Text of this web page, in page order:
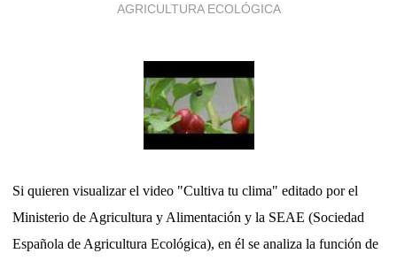
AGRICULTURA ECOLÓGICA
Si quieren visualizar el video "Cultiva tu clima" editado por el
Ministerio de Agricultura y Alimentación y la SEAE (Sociedad
Española de Agricultura Ecológica), en él se analiza la función de